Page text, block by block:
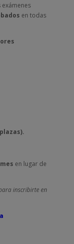
en todas
en lugar de
inscribirte en